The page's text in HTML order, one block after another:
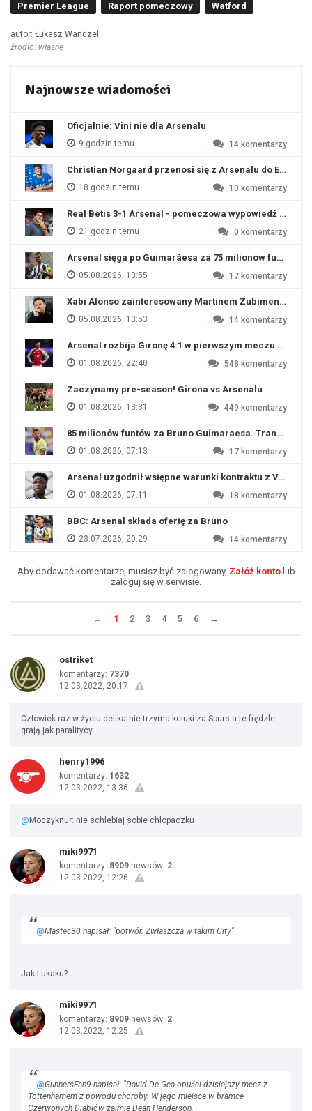
Premier League Raport pomeczowy Watford
autor: Łukasz Wandzel
źrodło: własne
Najnowsze wiadomości
Oficjalnie: Vini nie dla Arsenalu
9 godzin temu 14 komentarzy
Christian Norgaard przenosi się z Arsenalu do
18 godzin temu 10 komentarzy
Real Betis 3-1 Arsenal - pomeczowa wypowiedź Artety
21 godzin temu 0 komentarzy
Arsenal sięga po Guimarãesa za 75 milionów funtów
05.08.2026, 13:55 17 komentarzy
Xabi Alonso zainteresowany Martinem Zubimendim
05.08.2026, 13:53 14 komentarzy
Arsenal rozbija Gironę 4:1 w pierwszym meczu
01.08.2026, 22:40 548 komentarzy
Zaczynamy pre-season! Girona vs Arsenalu
01.08.2026, 13:31 449 komentarzy
85 milionów funtów za Bruno Guimaraesa. Transfer
01.08.2026, 07:13 17 komentarzy
Arsenal uzgodnił wstępne warunki kontraktu z
01.08.2026, 07:11 18 komentarzy
BBC: Arsenal składa ofertę za Bruno
23.07.2026, 20:29 14 komentarzy
Aby dodawać komentarze, musisz być zalogowany. Załóż kontolub
zaloguj się w serwisie.
← 1 2 3 4 5 6 →
ostriket
komentarzy: 7370
12.03.2022, 20:17
Człowiek raz w życiu delikatnie trzyma kciuki za Spurs a te frędzle
grają jak paralitycy...
henry1996
komentarzy: 1632
12.03.2022, 13:36
@ Moczyknur: nie schlebiaj sobie chlopaczku
miki9971
komentarzy: 8909 newsów: 2
12.03.2022, 12:26
@Mastec30 napisał: "potwór. Zwłaszcza w takim City"
Jak Lukaku?
miki9971
komentarzy: 8909 newsów: 2
12.03.2022, 12:25
@GunnersFan9 napisał: "David De Gea opuści dzisiejszy mecz z
Tottenhamem z powodu choroby. W jego miejsce w bramce
Czerwonych Diabłów zajmie Dean Henderson.